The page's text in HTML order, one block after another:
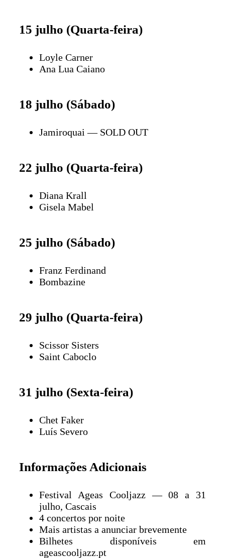
15 julho (Quarta-feira)
Loyle Carner
Ana Lua Caiano
18 julho (Sábado)
Jamiroquai — SOLD OUT
22 julho (Quarta-feira)
Diana Krall
Gisela Mabel
25 julho (Sábado)
Franz Ferdinand
Bombazine
29 julho (Quarta-feira)
Scissor Sisters
Saint Caboclo
31 julho (Sexta-feira)
Chet Faker
Luís Severo
Informações Adicionais
Festival Ageas Cooljazz — 08 a 31
julho, Cascais
4 concertos por noite
Mais artistas a anunciar brevemente
Bilhetes disponíveis em
ageascooljazz.pt